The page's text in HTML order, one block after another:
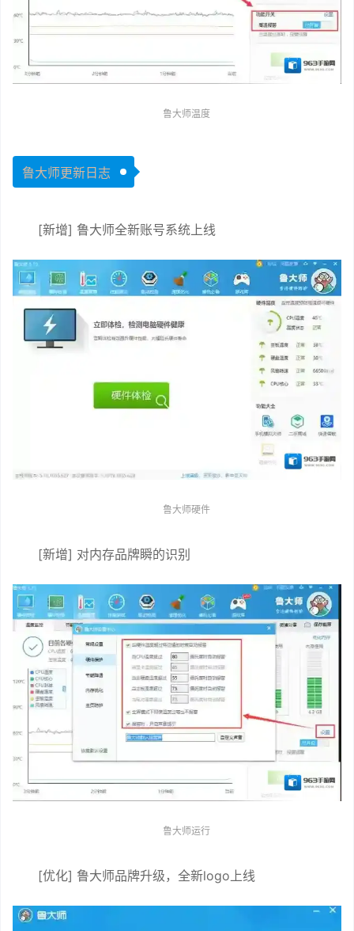
鲁大师温度
鲁大师更新日志
[新增] 鲁大师全新账号系统上线
鲁大师硬件
[新增] 对内存品牌瞬的识别
鲁大师运行
[优化] 鲁大师品牌升级，全新logo上线